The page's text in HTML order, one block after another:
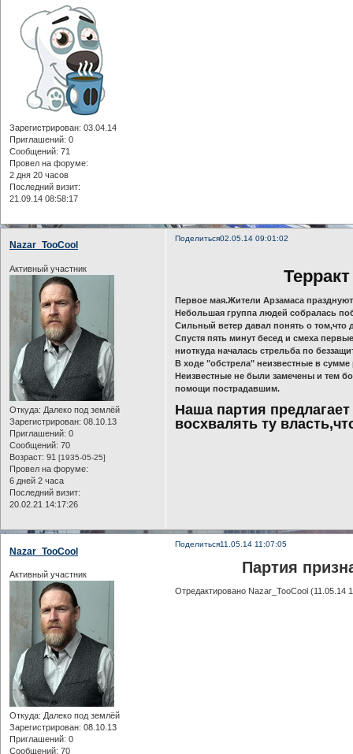
Зарегистрирован: 03.04.14
Приглашений: 0
Сообщений: 71
Провел на форуме:
2 дня 20 часов
Последний визит:
21.09.14 08:58:17
Поделиться02.05.14 09:01:02
Nazar_TooCool
Активный участник
Откуда: Далеко под землёй
Зарегистрирован: 08.10.13
Приглашений: 0
Сообщений: 70
Возраст: 91 [1935-05-25]
Провел на форуме:
6 дней 2 часа
Последний визит:
20.02.21 14:17:26
Первое мая.Жители Арзамаса
Небольшая группа людей собралась
Сильный ветер давал понять о том,что
Спустя пять минут бесед и смеха
ниоткуда началась стрельба по
В ходе "обстрела" неизвестные в
Неизвестные не были замечены и тем
помощи пострадавшим.
Наша партия
восхвалять ту
Поделиться11.05.14 11:07:05
Nazar_TooCool
Активный участник
Откуда: Далеко под землёй
Зарегистрирован: 08.10.13
Приглашений: 0
Сообщений: 70
Партия
Отредактировано Nazar_TooCool (11.05.14